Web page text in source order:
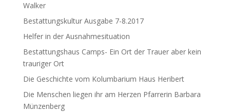
Walker
Bestattungskultur Ausgabe 7-8.2017
Helfer in der Ausnahmesituation
Bestattungshaus Camps- Ein Ort der Trauer aber kein
trauriger Ort
Die Geschichte vom Kolumbarium Haus Heribert
Die Menschen liegen ihr am Herzen Pfarrerin Barbara
Münzenberg